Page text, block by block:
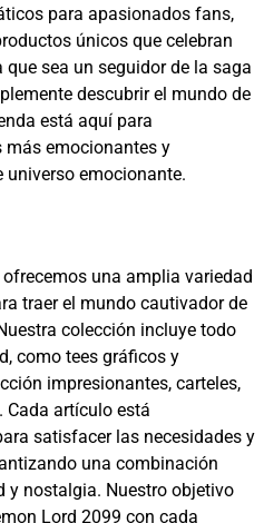
para apasionados fans,
únicos que celebran
sea un seguidor de la saga
descubrir el mundo de
está aquí para
más emocionantes y
universo emocionante.
una amplia variedad
traer el mundo cautivador de
colección incluye todo
como tees gráficos y
impresionantes, carteles,
Cada artículo está
satisfacer las necesidades y
una combinación
y nostalgia. Nuestro objetivo
Lord 2099 con cada